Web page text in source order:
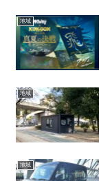
地域
地域
地域